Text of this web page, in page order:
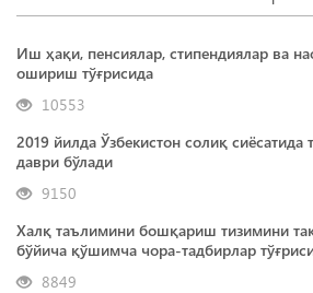
Иш ҳақи, пенсиялар, стипендиялар ва
ошириш тўғрисида
10553
2019 йилда Ўзбекистон солиқ сиёсатида
даври бўлади
9150
Халқ таълимини бошқариш тизимини
бўйича қўшимча чора-тадбирлар
8849